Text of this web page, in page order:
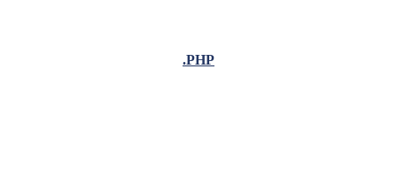
.PHP